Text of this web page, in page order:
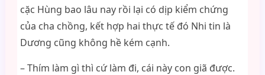
cặc Hùng bao lâu nay rồi lại có dịp kiểm chứng
của cha chồng, kết hợp hai thực tế đó Nhi tin là
Dương cũng không hề kém cạnh.
– Thím làm gì thì cứ làm đi, cái này con giã được.